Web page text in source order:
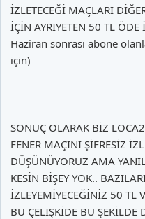
İZLETECEĞİ MAÇLARI
İÇİN AYRIYETEN 50 TL
Haziran sonrası abone
için)
SONUÇ OLARAK BİZ
FENER MAÇINI ŞİFRESİZ
DÜŞÜNÜYORUZ AMA
KESİN BİŞEY YOK..
İZLEYEMİYECEĞİNİZ 50 TL
BU ÇELİŞKİDE BU